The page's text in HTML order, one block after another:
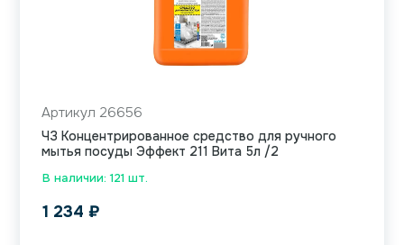
В наличии: 121 шт.
Артикул 26656
ЧЗ Концентрированное средство для ручного
мытья посуды Эффект 211 Вита 5л /2
1 234 ₽